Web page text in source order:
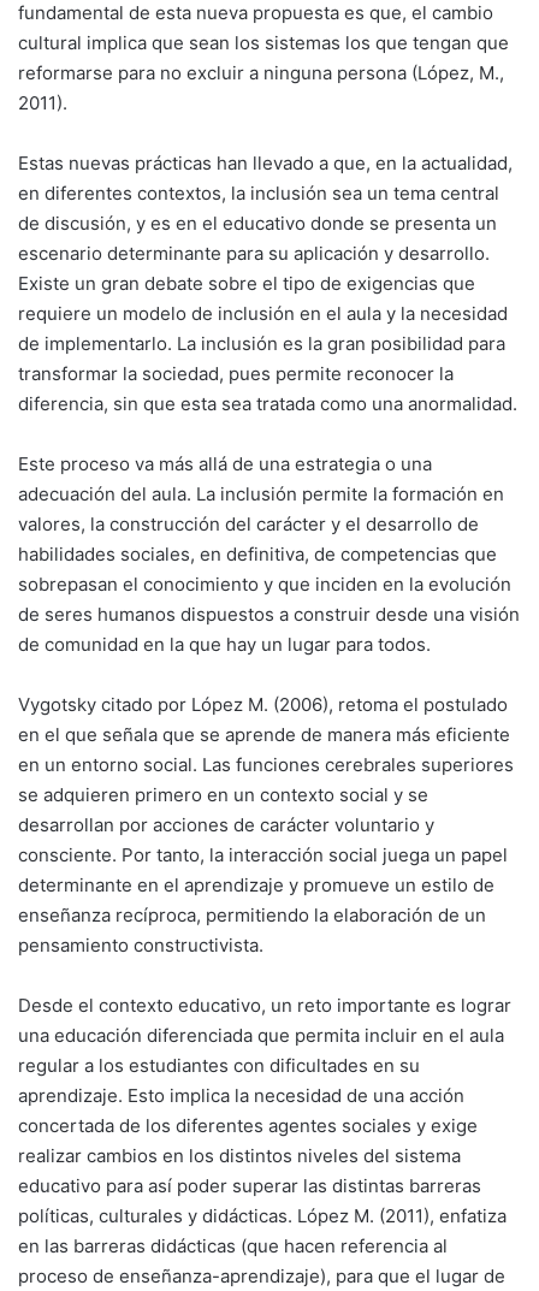
fundamental de esta nueva propuesta es que, el cambio
cultural implica que sean los sistemas los que tengan que
reformarse para no excluir a ninguna persona (López, M.,
2011).
Estas nuevas prácticas han llevado a que, en la actualidad,
en diferentes contextos, la inclusión sea un tema central
de discusión, y es en el educativo donde se presenta un
escenario determinante para su aplicación y desarrollo.
Existe un gran debate sobre el tipo de exigencias que
requiere un modelo de inclusión en el aula y la necesidad
de implementarlo. La inclusión es la gran posibilidad para
transformar la sociedad, pues permite reconocer la
diferencia, sin que esta sea tratada como una anormalidad.
Este proceso va más allá de una estrategia o una
adecuación del aula. La inclusión permite la formación en
valores, la construcción del carácter y el desarrollo de
habilidades sociales, en definitiva, de competencias que
sobrepasan el conocimiento y que inciden en la evolución
de seres humanos dispuestos a construir desde una visión
de comunidad en la que hay un lugar para todos.
Vygotsky citado por López M. (2006), retoma el postulado
en el que señala que se aprende de manera más eficiente
en un entorno social. Las funciones cerebrales superiores
se adquieren primero en un contexto social y se
desarrollan por acciones de carácter voluntario y
consciente. Por tanto, la interacción social juega un papel
determinante en el aprendizaje y promueve un estilo de
enseñanza recíproca, permitiendo la elaboración de un
pensamiento constructivista.
Desde el contexto educativo, un reto importante es lograr
una educación diferenciada que permita incluir en el aula
regular a los estudiantes con dificultades en su
aprendizaje. Esto implica la necesidad de una acción
concertada de los diferentes agentes sociales y exige
realizar cambios en los distintos niveles del sistema
educativo para así poder superar las distintas barreras
políticas, culturales y didácticas. López M. (2011), enfatiza
en las barreras didácticas (que hacen referencia al
proceso de enseñanza-aprendizaje), para que el lugar de